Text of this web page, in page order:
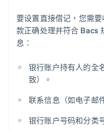
要设置直接借记，您需
款正确处理并符合 Bacs
息：
银行账户持有人的全
致）。
联系信息（如电子邮
银行账户号码和分类